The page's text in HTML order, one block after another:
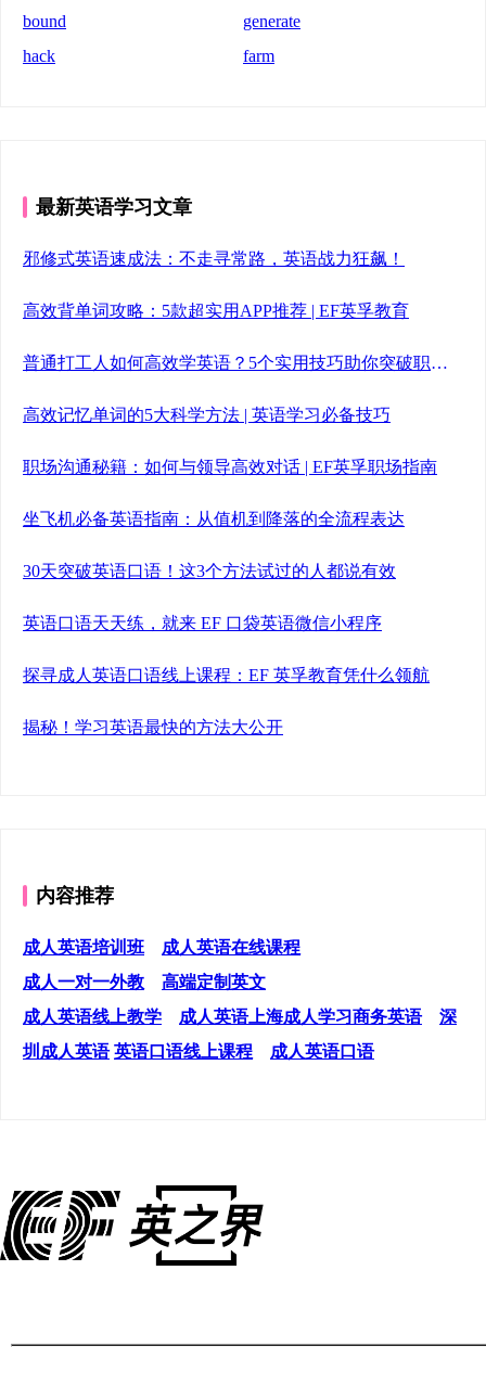
bound
generate
hack
farm
最新英语学习文章
邪修式英语速成法：不走寻常路，英语战力狂飙！
高效背单词攻略：5款超实用APP推荐 | EF英孚教育
普通打工人如何高效学英语？5个实用技巧助你突破职场瓶颈
高效记忆单词的5大科学方法 | 英语学习必备技巧
职场沟通秘籍：如何与领导高效对话 | EF英孚职场指南
坐飞机必备英语指南：从值机到降落的全流程表达
30天突破英语口语！这3个方法试过的人都说有效
英语口语天天练，就来 EF 口袋英语微信小程序
探寻成人英语口语线上课程：EF 英孚教育凭什么领航
揭秘！学习英语最快的方法大公开
内容推荐
成人英语培训班
成人英语在线课程
成人一对一外教
高端定制英文
成人英语线上教学
成人英语上海成人学习商务英语
深
圳成人英语 英语口语线上课程 成人英语口语